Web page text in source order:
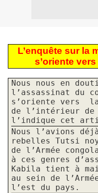
L’enquête sur la
s’oriente
Nous nous en
l’assassinat du
s’oriente vers
de l’intérieur de
l’indique cet
Nous l’avions
rebelles Tutsi
de l’Armée
à ces genres
Kabila tient à
au sein de
l’est du pays.